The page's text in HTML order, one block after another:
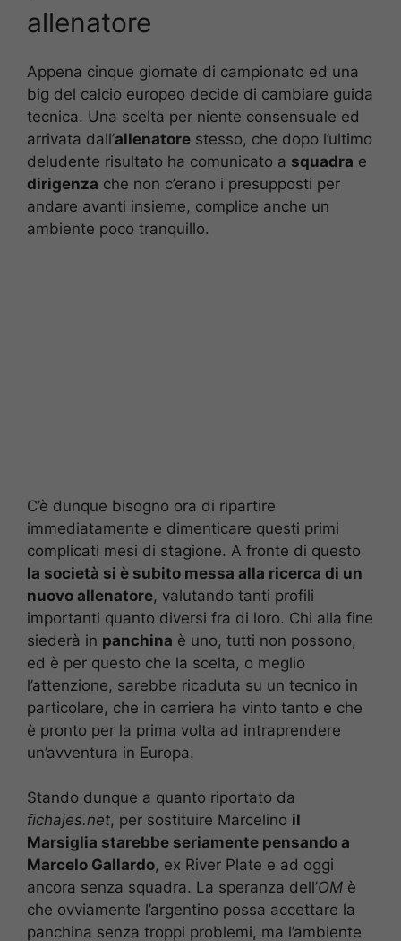
allenatore
Appena cinque giornate di campionato ed una
big del calcio europeo decide di cambiare guida
tecnica. Una scelta per niente consensuale ed
arrivata dall’allenatore stesso, che dopo l’ultimo
deludente risultato ha comunicato a squadra e
dirigenza che non c’erano i presupposti per
andare avanti insieme, complice anche un
ambiente poco tranquillo.
C’è dunque bisogno ora di ripartire
immediatamente e dimenticare questi primi
complicati mesi di stagione. A fronte di questo
la società si è subito messa alla ricerca di un
nuovo allenatore, valutando tanti profili
importanti quanto diversi fra di loro. Chi alla fine
siederà in panchina è uno, tutti non possono,
ed è per questo che la scelta, o meglio
l’attenzione, sarebbe ricaduta su un tecnico in
particolare, che in carriera ha vinto tanto e che
è pronto per la prima volta ad intraprendere
un’avventura in Europa.
Stando dunque a quanto riportato da
fichajes.net, per sostituire Marcelino il
Marsiglia starebbe seriamente pensando a
Marcelo Gallardo, ex River Plate e ad oggi
ancora senza squadra. La speranza dell’OM è
che ovviamente l’argentino possa accettare la
panchina senza troppi problemi, ma l’ambiente